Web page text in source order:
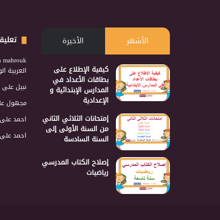
الأشهر الأخيرة
كيفية الإطلاع على
بطاقات الأعداد في
المدارس الإبتدائية و
الإعدادية
إمتحانات الثلاثي الثاني
من السنة الأولى إلى
السنة السادسة
إصلاح الكتاب المدرسي
رياضيات
mahrouk
العربية
نبيلعلى
مجهول
احمد
احمد